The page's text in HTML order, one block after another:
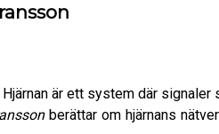
Hjärnan är ett system där
berättar om hjärnans